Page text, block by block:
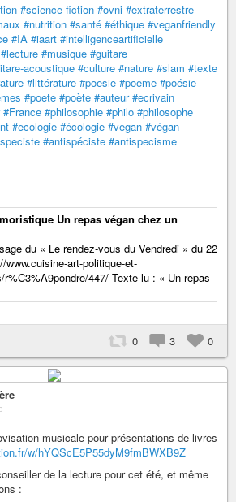
#science-fiction #ovni #extraterrestre
#nutrition #santé #éthique #veganfriendly
#IA #iaart #intelligenceartificielle
#lecture #musique #guitare
acoustique #culture #nature #slam #texte
#littérature #poesie #poeme #poésie
#poete #poète #auteur #ecrivain
#France #philosophie #philo #philosophe
#ecologie #écologie #vegan #végan
#antispéciste #antispecisme
Un repas végan chez un
du « Le rendez-vous du Vendredi » du 22
art-politique-et-
447/ Texte lu : « Un repas
0 3 0
musicale pour présentations de livres
w/hYQScE5P55dyM9fmBWXB9Z
de la lecture pour cet été, et même
: